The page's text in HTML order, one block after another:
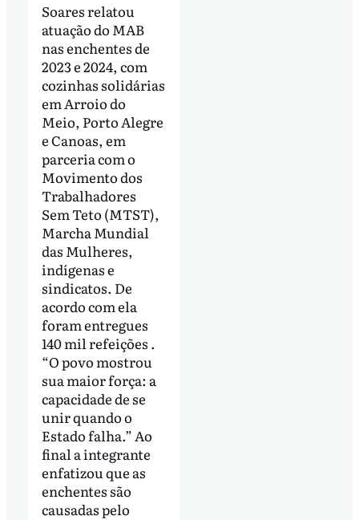
Soares relatou
atuação do MAB
nas enchentes de
2023 e 2024, com
cozinhas solidárias
em Arroio do
Meio, Porto Alegre
e Canoas, em
parceria com o
Movimento dos
Trabalhadores
Sem Teto (MTST),
Marcha Mundial
das Mulheres,
indígenas e
sindicatos. De
acordo com ela
foram entregues
140 mil refeições .
“O povo mostrou
sua maior força: a
capacidade de se
unir quando o
Estado falha.” Ao
final a integrante
enfatizou que as
enchentes são
causadas pelo